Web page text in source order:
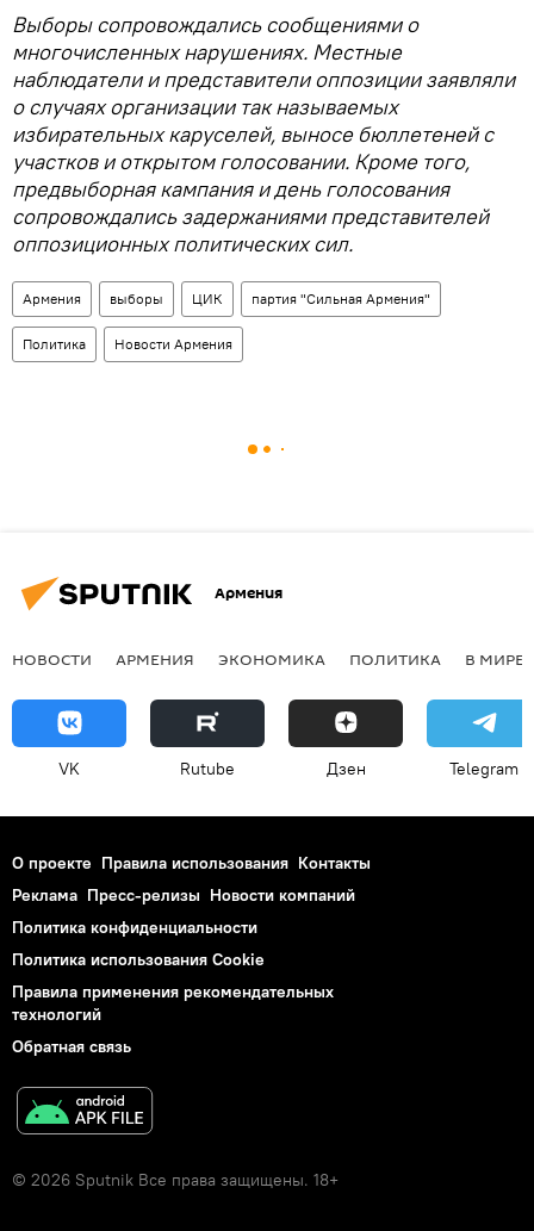
Выборы сопровождались сообщениями о
многочисленных нарушениях. Местные
наблюдатели и представители оппозиции заявляли
о случаях организации так называемых
избирательных каруселей, выносе бюллетеней с
участков и открытом голосовании. Кроме того,
предвыборная кампания и день голосования
сопровождались задержаниями представителей
оппозиционных политических сил.
Армения выборы ЦИК партия "Сильная Армения"
Политика Новости Армения
Армения
НОВОСТИ АРМЕНИЯ ЭКОНОМИКА ПОЛИТИКА В МИРЕ
VK Rutube Дзен Telegram
О проекте Правила использования Контакты
Реклама Пресс-релизы Новости компаний
Политика конфиденциальности
Политика использования Cookie
Правила применения рекомендательных
технологий
Обратная связь
© 2026 Sputnik Все права защищены. 18+